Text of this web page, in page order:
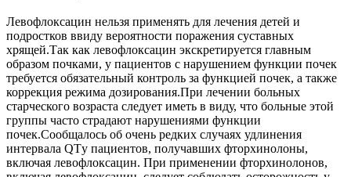
Левофлоксацин нельзя применять для лечения детей и
подростков ввиду вероятности поражения суставных
хрящей.Так как левофлоксацин экскретируется главным
образом почками, у пациентов с нарушением функции почек
требуется обязательный контроль за функцией почек, а также
коррекция режима дозирования.При лечении больных
старческого возраста следует иметь в виду, что больные этой
группы часто страдают нарушениями функции
почек.Сообщалось об очень редких случаях удлинения
интервала QTу пациентов, получавших фторхинолоны,
включая левофлоксацин. При применении фторхинолонов,